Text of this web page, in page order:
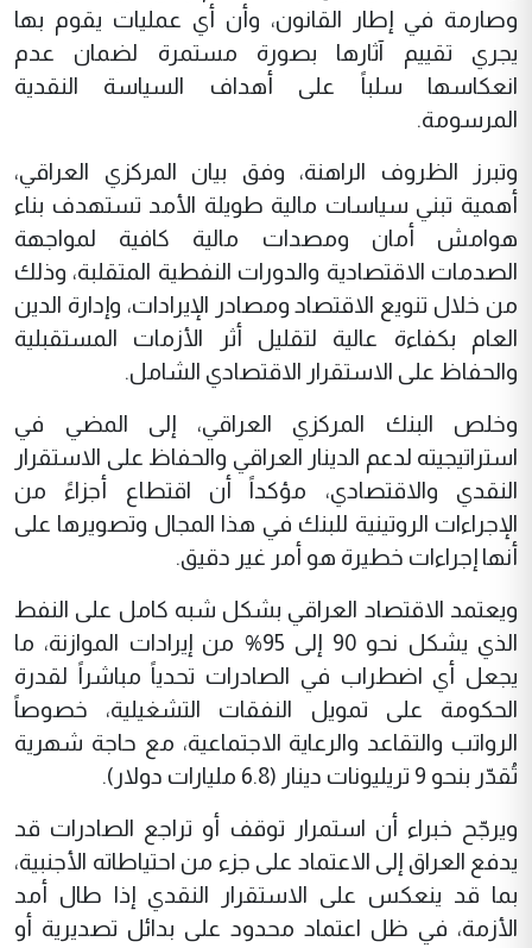
وصارمة في إطار القانون، وأن أي عمليات يقوم بها
يجري تقييم آثارها بصورة مستمرة لضمان عدم
انعكاسها سلباً على أهداف السياسة النقدية
المرسومة.
وتبرز الظروف الراهنة، وفق بيان المركزي العراقي،
أهمية تبني سياسات مالية طويلة الأمد تستهدف بناء
هوامش أمان ومصدات مالية كافية لمواجهة
الصدمات الاقتصادية والدورات النفطية المتقلبة، وذلك
من خلال تنويع الاقتصاد ومصادر الإيرادات، وإدارة الدين
العام بكفاءة عالية لتقليل أثر الأزمات المستقبلية
والحفاظ على الاستقرار الاقتصادي الشامل.
وخلص البنك المركزي العراقي، إلى المضي في
استراتيجيته لدعم الدينار العراقي والحفاظ على الاستقرار
النقدي والاقتصادي، مؤكداً أن اقتطاع أجزاءً من
الإجراءات الروتينية للبنك في هذا المجال وتصويرها على
أنها إجراءات خطيرة هو أمر غير دقيق.
ويعتمد الاقتصاد العراقي بشكل شبه كامل على النفط
الذي يشكل نحو 90 إلى 95% من إيرادات الموازنة، ما
يجعل أي اضطراب في الصادرات تحدياً مباشراً لقدرة
الحكومة على تمويل النفقات التشغيلية، خصوصاً
الرواتب والتقاعد والرعاية الاجتماعية، مع حاجة شهرية
تُقدّر بنحو 9 تريليونات دينار (6.8 مليارات دولار).
ويرجّح خبراء أن استمرار توقف أو تراجع الصادرات قد
يدفع العراق إلى الاعتماد على جزء من احتياطاته الأجنبية،
بما قد ينعكس على الاستقرار النقدي إذا طال أمد
الأزمة، في ظل اعتماد محدود على بدائل تصديرية أو